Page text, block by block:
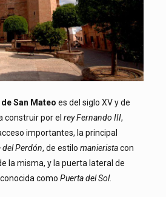
San Mateo es del siglo XV y de
construir por el rey Fernando III,
importantes, la principal
del Perdón, de estilo manieristacon
la misma, y la puerta lateral de
como Puerta del Sol.